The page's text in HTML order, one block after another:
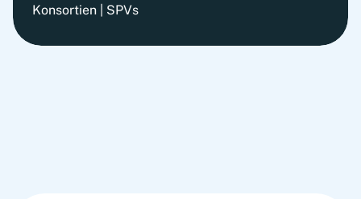
Konsortien | SPVs